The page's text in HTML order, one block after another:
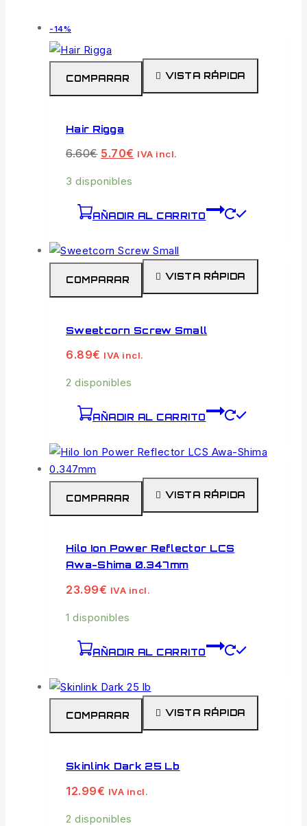
-14%
COMPARAR VISTA RÁPIDA
Hair Rigga
6.60€ 5.70€ IVA incl.
3 disponibles
AÑADIR AL CARRITO
COMPARAR VISTA RÁPIDA
Sweetcorn Screw Small
6.89€ IVA incl.
2 disponibles
AÑADIR AL CARRITO
COMPARAR VISTA RÁPIDA
Hilo Ion Power Reflector LCS
Awa-Shima 0.347mm
23.99€ IVA incl.
1 disponibles
AÑADIR AL CARRITO
COMPARAR VISTA RÁPIDA
Skinlink Dark 25 Lb
12.99€ IVA incl.
2 disponibles